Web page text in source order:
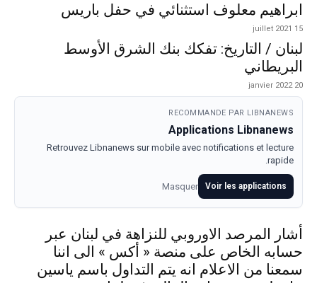
ابراهيم معلوف استثنائي في حفل باريس
15 juillet 2021
لبنان / التاريخ: تفكك بنك الشرق الأوسط
البريطاني
20 janvier 2022
RECOMMANDE PAR LIBNANEWS
Applications Libnanews
Retrouvez Libnanews sur mobile avec notifications et lecture
rapide.
Voir les applications
Masquer
أشار المرصد الاوروبي للنزاهة في لبنان عبر
حسابه الخاص على منصة « أكس » الى اننا
سمعنا من الاعلام انه يتم التداول باسم ياسين